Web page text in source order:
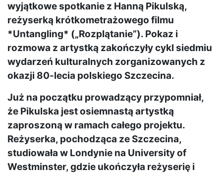
wyjątkowe spotkanie z Hanną Pikulską,
reżyserką krótkometrażowego filmu
*Untangling* („Rozplątanie”). Pokaz i
rozmowa z artystką zakończyły cykl siedmiu
wydarzeń kulturalnych zorganizowanych z
okazji 80-lecia polskiego Szczecina.
Już na początku prowadzący przypomniał,
że Pikulska jest osiemnastą artystką
zaproszoną w ramach całego projektu.
Reżyserka, pochodząca ze Szczecina,
studiowała w Londynie na University of
Westminster, gdzie ukończyła reżyserię i